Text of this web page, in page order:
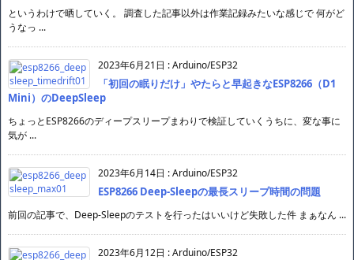
というわけで晒していく。 調査した記事以外は作業記録みたいな感じで 何がど
うなっ ...
2023年6月21日 :Arduino/ESP32
「初回の眠りだけ」やたらと早起きなESP8266（D1
Mini）のDeepSleep
ちょっとESP8266のディープスリープまわりで検証していくうちに、変な事に
気が ...
2023年6月14日 :Arduino/ESP32
ESP8266 Deep-Sleepの最長スリープ時間の問題
前回の記事で、Deep-Sleepのテストを行ったはいいけど失敗した件 まぁなん ...
2023年6月12日 :Arduino/ESP32